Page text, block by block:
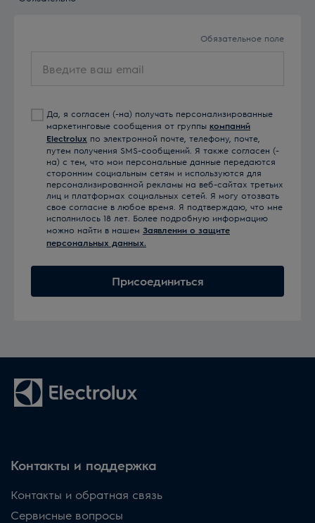
Обязательное поле
ваш
Да, я согласен (-на) получать персонализированные
маркетинговые сообщения от группы компаний
Electrolux по электронной почте, телефону, почте,
путем получения SMS-сообщений. Я также согласен (-
на) с тем, что мои персональные данные передаются
сторонним социальным сетям и используются для
персонализированной рекламы на веб-сайтах третьих
лиц и платформах социальных сетей. Я могу отозвать
свое согласие в любое время. Я подтверждаю, что мне
исполнилось 18 лет. Более подробную информацию
можно найти в нашем Заявлении о защите
персональных данных.
Присоединиться
Контакты и поддержка
Контакты и обратная связь
Сервисные вопросы